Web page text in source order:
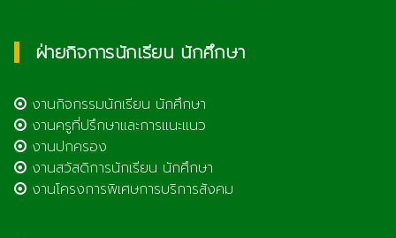
ฝ่ายกิจการนักเรียน นักศึกษา
งานกิจกรรมนักเรียน นักศึกษา
งานครูที่ปรึกษาและการแนะแนว
งานปกครอง
งานสวัสดิการนักเรียน นักศึกษา
งานโครงการพิเศษการบริการสังคม